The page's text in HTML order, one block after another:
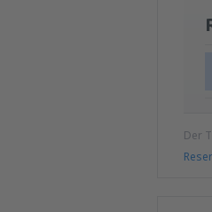
Der